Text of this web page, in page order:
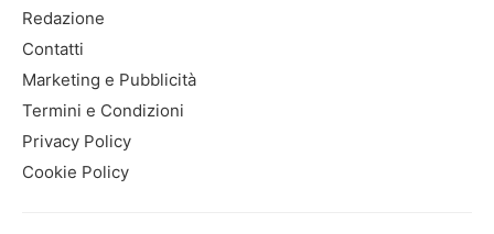
Redazione
Contatti
Marketing e Pubblicità
Termini e Condizioni
Privacy Policy
Cookie Policy